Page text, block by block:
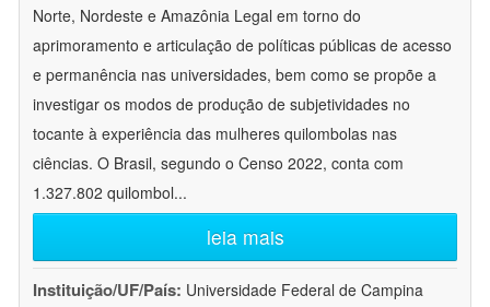
Norte, Nordeste e Amazônia Legal em torno do
aprimoramento e articulação de políticas públicas de acesso
e permanência nas universidades, bem como se propõe a
investigar os modos de produção de subjetividades no
tocante à experiência das mulheres quilombolas nas
ciências. O Brasil, segundo o Censo 2022, conta com
1.327.802 quilombol...
leia mais
Instituição/UF/País: Universidade Federal de Campina